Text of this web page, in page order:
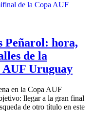
Peñarol: hora,
de la
AUF Uruguay
en la Copa AUF
llegar a la gran final
de otro título en este